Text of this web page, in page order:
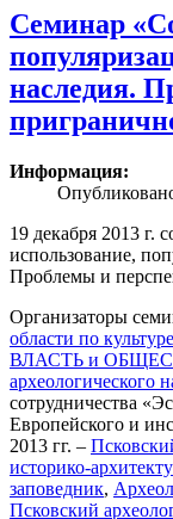
Семинар
наследия.
Информация:
19 декабря 2013 г.
использование,
Проблемы и
Организаторы
области по культуре
ВЛАСТЬ и
археологического
сотрудничества
Европейского и
2013 гг. –
историко-
заповедник,
Псковский